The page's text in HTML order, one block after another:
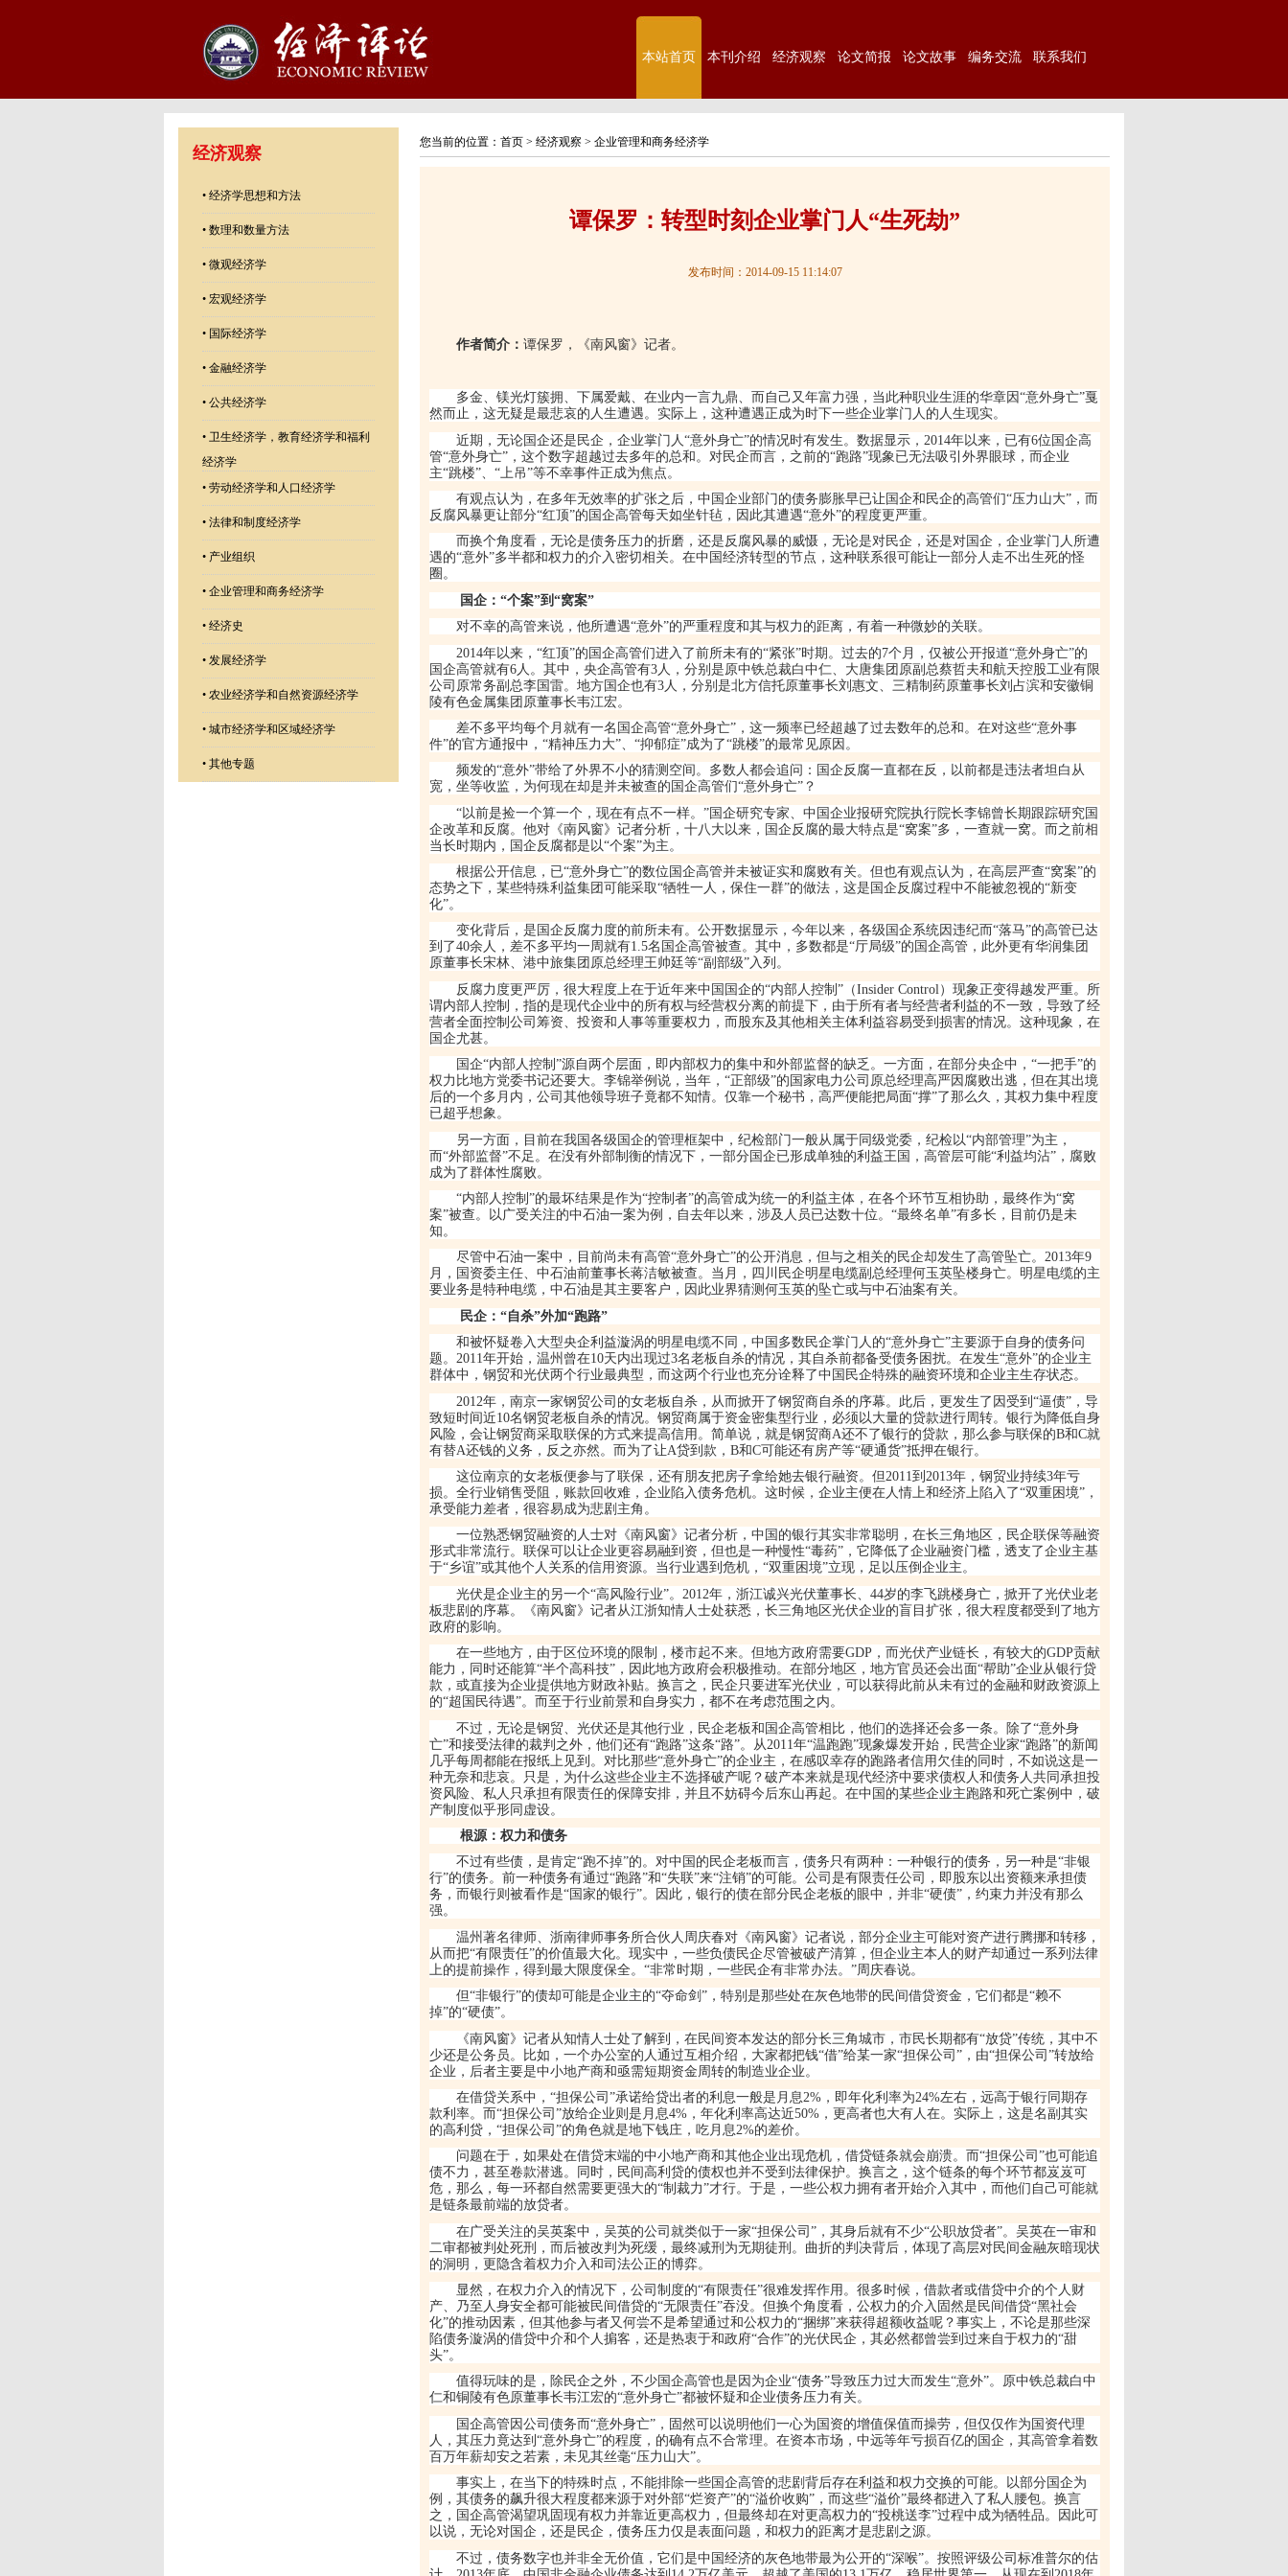
本站首页 本刊介绍 经济观察 论文简报 论文故事 编务交流 联系我们
经济观察
• 经济学思想和方法
• 数理和数量方法
• 微观经济学
• 宏观经济学
• 国际经济学
• 金融经济学
• 公共经济学
• 卫生经济学，教育经济学和福利
经济学
• 劳动经济学和人口经济学
• 法律和制度经济学
• 产业组织
• 企业管理和商务经济学
• 经济史
• 发展经济学
• 农业经济学和自然资源经济学
• 城市经济学和区域经济学
• 其他专题
您当前的位置： 首页 > 经济观察 > 企业管理和商务经济学
谭保罗：转型时刻企业掌门人“生死劫”
发布时间：2014-09-15 11:14:07
作者简介： 谭保罗，《南风窗》记者。
多金、镁光灯簇拥、下属爱戴、在业内一言九鼎、而自己又年富力强，当此种职业生涯的华章因“意外身亡”戛
然而止，这无疑是最悲哀的人生遭遇。实际上，这种遭遇正成为时下一些企业掌门人的人生现实。
近期，无论国企还是民企，企业掌门人 “意外身亡”的情况时有发生。数据显示， 2014年以来，已有6位国企高
管“意外身亡” ，这个数字超越过去多年的总和。对民企而言，之前的“跑路”现象已无法吸引外界眼球，而企业
主“跳楼” “ 上吊”等不幸事件正成为焦点。
有观点认为，在多年无效率的扩张之后，中国企业部门的债务膨胀早已让国企和民企的高管们“压力山大” ，而
反腐风暴更让部分“红顶”的国企高管每天如坐针毡，因此其遭遇“意外”的程度更严重。
而换个角度看，无论是债务压力的折磨，还是反腐风暴的威慑，无论是对民企，还是对国企，企业掌门人所遭
遇的“意外”多半都和权力的介入密切相关。在中国经济转型的节点，这种联系很可能让一部分人走不出生死的怪
圈。
国企：“个案”到“窝案”
对不幸的高管来说，他所遭遇“意外”的严重程度和其与权力的距离，有着一种微妙的关联。
2014年以来， “红顶”的国企高管们进入了前所未有的“紧张”时期。过去的7个月，仅被公开报道“意外身亡”的
国企高管就有6 人。其中，央企高管有3 人，分别是原中铁总裁白中仁、大唐集团原副总蔡哲夫和航天控股工业有限
公司原常务副总李国雷。地方国企也有3 人，分别是北方信托原董事长刘惠文、三精制药原董事长刘占滨和安徽铜
陵有色金属集团原董事长韦江宏。
差不多平均每个月就有一名国企高管“意外身亡” ，这一频率已经超越了过去数年的总和。在对这些“意外事
件”的官方通报中， “精神压力大” “抑郁症”成为了“跳楼”的最常见原因。
频发的“意外”带给了外界不小的猜测空间。多数人都会追问：国企反腐一直都在反，以前都是违法者坦白从
宽，坐等收监，为何现在却是并未被查的国企高管们“意外身亡” ？
“以前是捡一个算一个，现在有点不一样。 ”国企研究专家、中国企业报研究院执行院长李锦曾长期跟踪研究国
企改革和反腐。他对《南风窗》记者分析，十八大以来，国企反腐的最大特点是“窝案”多，一查就一窝。而之前相
当长时期内，国企反腐都是以“个案”为主。
根据公开信息，已“意外身亡”的数位国企高管并未被证实和腐败有关。但也有观点认为，在高层严查“窝案”的
态势之下，某些特殊利益集团可能采取“牺牲一人，保住一群”的做法，这是国企反腐过程中不能被忽视的“新变
化”。
变化背后，是国企反腐力度的前所未有。公开数据显示，今年以来，各级国企系统因违纪而“落马”的高管已达
到了40余人，差不多平均一周就有1.5名国企高管被查。其中，多数都是“厅局级”的国企高管，此外更有华润集团
原董事长宋林、港中旅集团原总经理王帅廷等“副部级”入列。
反腐力度更严厉，很大程度上在于近年来中国国企的“内部人控制 ” （Insider Control ）现象正变得越发严重。所
谓内部人控制，指的是现代企业中的所有权与经营权分离的前提下，由于所有者与经营者利益的不一致，导致了经
营者全面控制公司筹资、投资和人事等重要权力，而股东及其他相关主体利益容易受到损害的情况。这种现象，在
国企尤甚。
国企“内部人控制 ”源自两个层面，即内部权力的集中和外部监督的缺乏。一方面，在部分央企中， “一把手”的
权力比地方党委书记还要大。李锦举例说，当年， “正部级”的国家电力公司原总经理高严因腐败出逃，但在其出境
后的一个多月内，公司其他领导班子竟都不知情。仅靠一个秘书，高严便能把局面“撑”了那么久，其权力集中程度
已超乎想象。
另一方面，目前在我国各级国企的管理框架中，纪检部门一般从属于同级党委，纪检以“内部管理”为主，
而“外部监督”不足。在没有外部制衡的情况下，一部分国企已形成单独的利益王国，高管层可能“利益均沾” ，腐败
成为了群体性腐败。
“内部人控制 ”的最坏结果是作为“控制者”的高管成为统一的利益主体，在各个环节互相协助，最终作为“窝
案”被查。以广受关注的中石油一案为例，自去年以来，涉及人员已达数十位。 “最终名单”有多长，目前仍是未
知。
尽管中石油一案中，目前尚未有高管“意外身亡”的公开消息，但与之相关的民企却发生了高管坠亡。 2013年9
月，国资委主任、中石油前董事长蒋洁敏被查。当月，四川民企明星电缆副总经理何玉英坠楼身亡。明星电缆的主
要业务是特种电缆，中石油是其主要客户，因此业界猜测何玉英的坠亡或与中石油案有关。
民企：“自杀”外加“跑路”
和被怀疑卷入大型央企利益漩涡的明星电缆不同，中国多数民企掌门人的“意外身亡”主要源于自身的债务问
题。 2011年开始，温州曾在10天内出现过3名老板自杀的情况，其自杀前都备受债务困扰。在发生“意外”的企业主
群体中，钢贸和光伏两个行业最典型，而这两个行业也充分诠释了中国民企特殊的融资环境和企业主生存状态。
2012年，南京一家钢贸公司的女老板自杀，从而掀开了钢贸商自杀的序幕。此后，更发生了因受到 “逼债” ，导
致短时间近10名钢贸老板自杀的情况。钢贸商属于资金密集型行业，必须以大量的贷款进行周转。银行为降低自身
风险，会让钢贸商采取联保的方式来提高信用。简单说，就是钢贸商A还不了银行的贷款，那么参与联保的B和C就
有替A还钱的义务，反之亦然。而为了让A贷到款， B和C可能还有房产等“硬通货”抵押在银行。
这位南京的女老板便参与了联保，还有朋友把房子拿给她去银行融资。但 2011 到 2013年，钢贸业持续3年亏
损。全行业销售受阻，账款回收难，企业陷入债务危机。这时候，企业主便在人情上和经济上陷入了“双重困境” ，
承受能力差者，很容易成为悲剧主角。
一位熟悉钢贸融资的人士对《南风窗》记者分析，中国的银行其实非常聪明，在长三角地区，民企联保等融资
形式非常流行。联保可以让企业更容易融到资，但也是一种慢性“毒药” ，它降低了企业融资门槛，透支了企业主基
于“乡谊”或其他个人关系的信用资源。当行业遇到危机， “双重困境”立现，足以压倒企业主。
光伏是企业主的另一个“高风险行业”。 2012年，浙江诚兴光伏董事长、 44岁的李飞跳楼身亡，掀开了光伏业老
板悲剧的序幕。《南风窗》记者从江浙知情人士处获悉，长三角地区光伏企业的盲目扩张，很大程度都受到了地方
政府的影响。
在一些地方，由于区位环境的限制，楼市起不来。但地方政府需要GDP ，而光伏产业链长，有较大的GDP贡献
能力，同时还能算“半个高科技” ，因此地方政府会积极推动。在部分地区，地方官员还会出面“帮助”企业从银行贷
款，或直接为企业提供地方财政补贴。换言之，民企只要进军光伏业，可以获得此前从未有过的金融和财政资源上
的“超国民待遇”。而至于行业前景和自身实力，都不在考虑范围之内。
不过，无论是钢贸、光伏还是其他行业，民企老板和国企高管相比，他们的选择还会多一条。除了“意外身
亡”和接受法律的裁判之外，他们还有“跑路”这条“路”。从 2011年“温跑跑”现象爆发开始，民营企业家“跑路”的新闻
几乎每周都能在报纸上见到。对比那些“意外身亡”的企业主，在感叹幸存的跑路者信用欠佳的同时，不如说这是一
种无奈和悲哀。只是，为什么这些企业主不选择破产呢？破产本来就是现代经济中要求债权人和债务人共同承担投
资风险、私人只承担有限责任的保障安排，并且不妨碍今后东山再起。在中国的某些企业主跑路和死亡案例中，破
产制度似乎形同虚设。
根源：权力和债务
不过有些债，是肯定“跑不掉”的。对中国的民企老板而言，债务只有两种：一种银行的债务，另一种是“非银
行”的债务。前一种债务有通过“跑路”和“失联”来“注销”的可能。公司是有限责任公司，即股东以出资额来承担债
务，而银行则被看作是“ 国家的银行”。因此，银行的债在部分民企老板的眼中，并非“硬债” ，约束力并没有那么
强。
温州著名律师、浙南律师事务所合伙人周庆春对《南风窗》记者说，部分企业主可能对资产进行腾挪和转移，
从而把“有限责任”的价值最大化。现实中，一些负债民企尽管被破产清算，但企业主本人的财产却通过一系列法律
上的提前操作，得到最大限度保全。 “非常时期，一些民企有非常办法。 ”周庆春说。
但“非银行”的债却可能是企业主的“夺命剑 ” ，特别是那些处在灰色地带的民间借贷资金，它们都是“赖不
掉”的“硬债”。
《南风窗》记者从知情人士处了解到，在民间资本发达的部分长三角城市，市民长期都有“放贷”传统，其中不
少还是公务员。比如，一个办公室的人通过互相介绍，大家都把钱“借”给某一家“担保公司 ” ，由“担保公司 ”转放给
企业，后者主要是中小地产商和亟需短期资金周转的制造业企业。
在借贷关系中， “担保公司 ”承诺给贷出者的利息一般是月息 2% ，即年化利率为24%左右，远高于银行同期存
款利率。而“担保公司 ”放给企业则是月息4% ，年化利率高达近50% ，更高者也大有人在。实际上，这是名副其实
的高利贷， “担保公司 ”的角色就是地下钱庄，吃月息 2%的差价。
问题在于，如果处在借贷末端的中小地产商和其他企业出现危机，借贷链条就会崩溃。而“担保公司 ”也可能追
债不力，甚至卷款潜逃。同时，民间高利贷的债权也并不受到法律保护。换言之，这个链条的每个环节都岌岌可
危，那么，每一环都自然需要更强大的“制裁力”才行。于是，一些公权力拥有者开始介入其中，而他们自己可能就
是链条最前端的放贷者。
在广受关注的吴英案中，吴英的公司就类似于一家“担保公司 ” ，其身后就有不少“公职放贷者”。吴英在一审和
二审都被判处死刑，而后被改判为死缓，最终减刑为无期徒刑。曲折的判决背后，体现了高层对民间金融灰暗现状
的洞明，更隐含着权力介入和司法公正的博弈。
显然，在权力介入的情况下，公司制度的“有限责任”很难发挥作用。很多时候，借款者或借贷中介的个人财
产、乃至人身安全都可能被民间借贷的“无限责任”吞没。但换个角度看，公权力的介入固然是民间借贷“黑社会
化”的推动因素，但其他参与者又何尝不是希望通过和公权力的“捆绑”来获得超额收益呢？事实上，不论是那些深
陷债务漩涡的借贷中介和个人掮客，还是热衷于和政府“合作”的光伏民企，其必然都曾尝到过来自于权力的“甜
头”。
值得玩味的是，除民企之外，不少国企高管也是因为企业“债务”导致压力过大而发生“意外”。原中铁总裁白中
仁和铜陵有色原董事长韦江宏的“意外身亡”都被怀疑和企业债务压力有关。
国企高管因公司债务而“意外身亡” ，固然可以说明他们一心为国资的增值保值而操劳，但仅仅作为国资代理
人，其压力竟达到 “意外身亡”的程度，的确有点不合常理。在资本市场，中远等年亏损百亿的国企，其高管拿着数
百万年薪却安之若素，未见其丝毫“压力山大”。
事实上，在当下的特殊时点，不能排除一些国企高管的悲剧背后存在利益和权力交换的可能。以部分国企为
例，其债务的飙升很大程度都来源于对外部“烂资产”的“溢价收购” ，而这些“溢价”最终都进入了私人腰包。换言
之，国企高管渴望巩固现有权力并靠近更高权力，但最终却在对更高权力的“投桃送李”过程中成为牺牲品。因此可
以说，无论对国企，还是民企，债务压力仅是表面问题，和权力的距离才是悲剧之源。
不过，债务数字也并非全无价值，它们是中国经济的灰色地带最为公开的“深喉”。按照评级公司标准普尔的估